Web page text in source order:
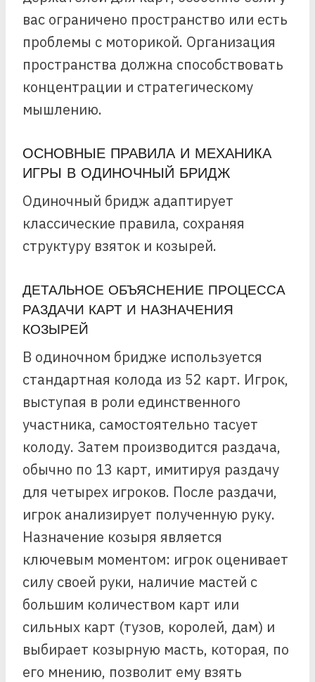
вас ограничено пространство или есть
проблемы с моторикой. Организация
пространства должна способствовать
концентрации и стратегическому
мышлению.
ОСНОВНЫЕ ПРАВИЛА И МЕХАНИКА
ИГРЫ В ОДИНОЧНЫЙ БРИДЖ
Одиночный бридж адаптирует
классические правила, сохраняя
структуру взяток и козырей.
ДЕТАЛЬНОЕ ОБЪЯСНЕНИЕ ПРОЦЕССА
РАЗДАЧИ КАРТ И НАЗНАЧЕНИЯ
КОЗЫРЕЙ
В одиночном бридже используется
стандартная колода из 52 карт. Игрок,
выступая в роли единственного
участника, самостоятельно тасует
колоду. Затем производится раздача,
обычно по 13 карт, имитируя раздачу
для четырех игроков. После раздачи,
игрок анализирует полученную руку.
Назначение козыря является
ключевым моментом: игрок оценивает
силу своей руки, наличие мастей с
большим количеством карт или
сильных карт (тузов, королей, дам) и
выбирает козырную масть, которая, по
его мнению, позволит ему взять